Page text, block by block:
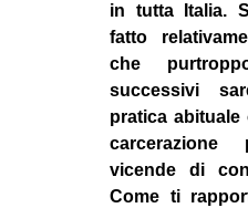
in tutta Italia.
fatto
che
successivi
pratica
carcerazione
vicende di
Come ti